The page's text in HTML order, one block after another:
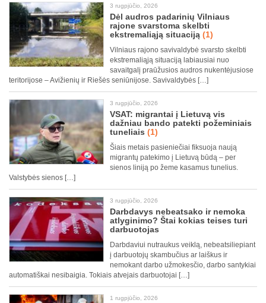
3 rugpjūčio, 2026
Dėl audros padarinių Vilniaus
rajone svarstoma skelbti
ekstremaliąją situaciją (1)
Vilniaus rajono savivaldybė svarsto skelbti
ekstremaliąją situaciją labiausiai nuo
savaitgalį praūžusios audros nukentėjusiose
teritorijose – Avižienių ir Riešės seniūnijose. Savivaldybės […]
3 rugpjūčio, 2026
VSAT: migrantai į Lietuvą vis
dažniau bando patekti požeminiais
tuneliais (1)
Šiais metais pasieniečiai fiksuoja naują
migrantų patekimo į Lietuvą būdą – per
sienos liniją po žeme kasamus tunelius.
Valstybės sienos […]
3 rugpjūčio, 2026
Darbdavys nebeatsako ir nemoka
atlyginimo? Štai kokias teises turi
darbuotojas
Darbdaviui nutraukus veiklą, nebeatsiliepiant
į darbuotojų skambučius ar laiškus ir
nemokant darbo užmokesčio, darbo santykiai
automatiškai nesibaigia. Tokiais atvejais darbuotojai […]
1 rugpjūčio, 2026